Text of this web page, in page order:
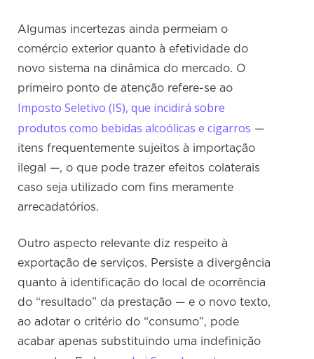
Algumas incertezas ainda permeiam o
comércio exterior quanto à efetividade do
novo sistema na dinâmica do mercado. O
primeiro ponto de atenção refere-se ao
Imposto Seletivo (IS), que incidirá sobre
produtos como bebidas alcoólicas e cigarros —
itens frequentemente sujeitos à importação
ilegal —, o que pode trazer efeitos colaterais
caso seja utilizado com fins meramente
arrecadatórios.
Outro aspecto relevante diz respeito à
exportação de serviços. Persiste a divergência
quanto à identificação do local de ocorrência
do “resultado” da prestação — e o novo texto,
ao adotar o critério do “consumo”, pode
acabar apenas substituindo uma indefinição